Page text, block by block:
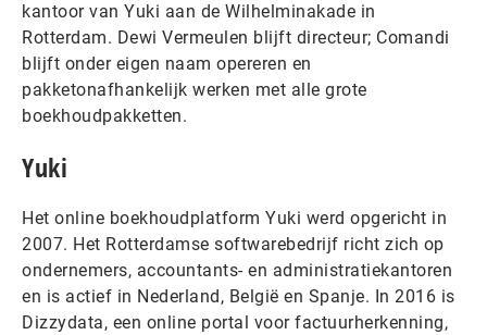
kantoor van Yuki aan de Wilhelminakade in
Rotterdam. Dewi Vermeulen blijft directeur; Comandi
blijft onder eigen naam opereren en
pakketonafhankelijk werken met alle grote
boekhoudpakketten.
Yuki
Het online boekhoudplatform Yuki werd opgericht in
2007. Het Rotterdamse softwarebedrijf richt zich op
ondernemers, accountants- en administratiekantoren
en is actief in Nederland, België en Spanje. In 2016 is
Dizzydata, een online portal voor factuurherkenning,